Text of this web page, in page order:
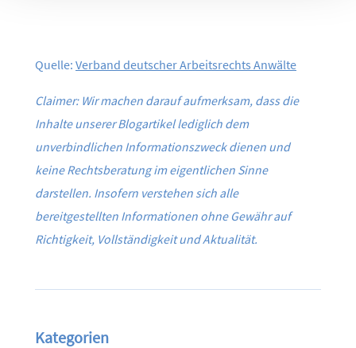
Quelle: Verband deutscher Arbeitsrechts Anwälte
Claimer: Wir machen darauf aufmerksam, dass die
Inhalte unserer Blogartikel lediglich dem
unverbindlichen Informationszweck dienen und
keine Rechtsberatung im eigentlichen Sinne
darstellen. Insofern verstehen sich alle
bereitgestellten Informationen ohne Gewähr auf
Richtigkeit, Vollständigkeit und Aktualität.
Kategorien